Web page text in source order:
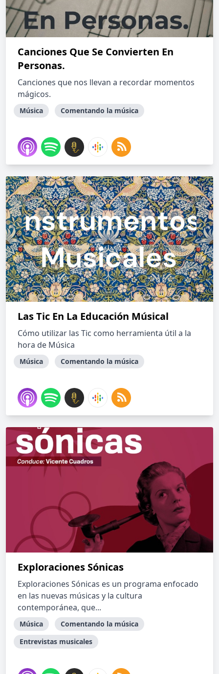
Canciones Que Se Convierten En
Personas.
Canciones que nos llevan a recordar momentos
mágicos.
Música Comentando la música
Las Tic En La Educación Músical
Cómo utilizar las Tic como herramienta útil a la
hora de Música
Música Comentando la música
Exploraciones Sónicas
Exploraciones Sónicas es un programa enfocado
en las nuevas músicas y la cultura
contemporánea, que...
Música
Comentando la música
Entrevistas musicales